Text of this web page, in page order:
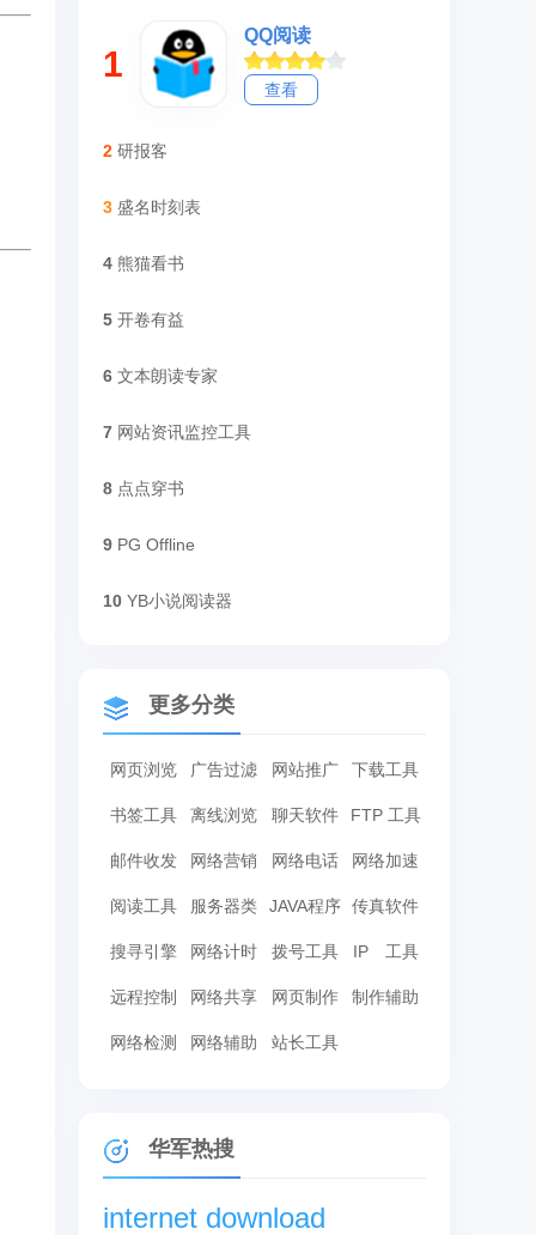
1
QQ阅读
查看
2 研报客
3 盛名时刻表
4 熊猫看书
5 开卷有益
6 文本朗读专家
7 网站资讯监控工具
8 点点穿书
9 PG Offline
10 YB小说阅读器
更多分类
网页浏览 广告过滤 网站推广 下载工具
书签工具 离线浏览 聊天软件 FTP 工具
邮件收发 网络营销 网络电话 网络加速
阅读工具 服务器类 JAVA程序 传真软件
搜寻引擎 网络计时 拨号工具 IP 工具
远程控制 网络共享 网页制作 制作辅助
网络检测 网络辅助 站长工具
华军热搜
internet download